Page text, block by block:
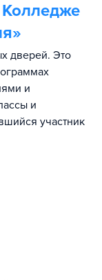
дверей. Это
и
и
участник